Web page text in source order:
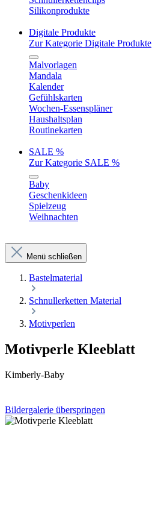
Silikonprodukte
Digitale Produkte
Zur Kategorie Digitale Produkte
Malvorlagen
Mandala
Kalender
Gefühlskarten
Wochen-Essenspläner
Haushaltsplan
Routinekarten
SALE %
Zur Kategorie SALE %
Baby
Geschenkideen
Spielzeug
Weihnachten
Menü schließen
Bastelmaterial
Schnullerketten Material
Motivperlen
Motivperle Kleeblatt
Kimberly-Baby
Bildergalerie überspringen